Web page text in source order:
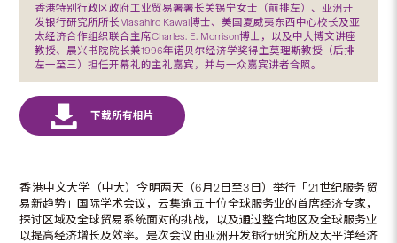
香港特别行政区政府工业贸易署署长关锡宁女士（前排左）、亚洲开
发银行研究所所长Masahiro Kawai博士、美国夏威夷东西中心校长及亚
太经济合作组织联合主席Charles. E. Morrison博士，以及中大博文讲座
教授、晨兴书院院长兼1996年诺贝尔经济学奖得主莫理斯教授（后排
左一至三）担任开幕礼的主礼嘉宾，并与一众嘉宾讲者合照。
香港中文大学（中大）今明两天（6月2日至3日）举行「21世纪服务贸
易新趋势」国际学术会议，云集逾五十位全球服务业的首席经济专家，
探讨区域及全球贸易系统面对的挑战，以及通过整合地区及全球服务业
以提高经济增长及效率。是次会议由亚洲开发银行研究所及太平洋经济